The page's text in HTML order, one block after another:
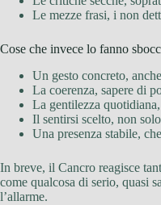
Le mezze frasi, i non
Cose che invece lo fanno
Un gesto concreto,
La coerenza, sapere di
La gentilezza
Il sentirsi scelto, non
Una presenza stabile,
In breve, il Cancro reagisce
come qualcosa di serio, quasi
l’allarme.